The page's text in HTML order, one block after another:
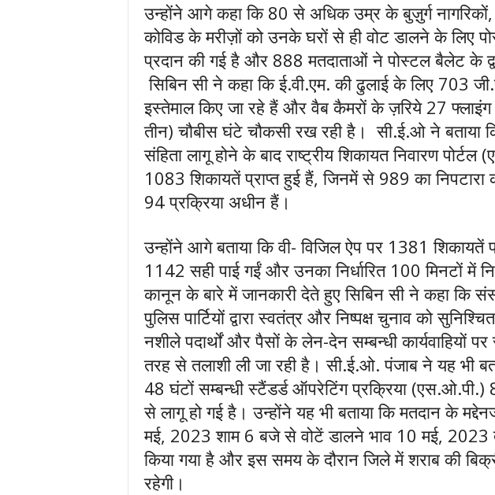
उन्होंने आगे कहा कि 80 से अधिक उम्र के बुज़ुर्ग नागरिकों,
कोविड के मरीज़ों को उनके घरों से ही वोट डालने के लिए
प्रदान की गई है और 888 मतदाताओं ने पोस्टल बैलेट के
सिबिन सी ने कहा कि ई.वी.एम. की ढुलाई के लिए 703
इस्तेमाल किए जा रहे हैं और वैब कैमरों के ज़रिये 27 फ्लाइंग
तीन) चौबीस घंटे चौकसी रख रही है। सी.ई.ओ ने बताया
संहिता लागू होने के बाद राष्ट्रीय शिकायत निवारण
1083 शिकायतें प्राप्त हुई हैं, जिनमें से 989 का निपटारा
94 प्रक्रिया अधीन हैं।
उन्होंने आगे बताया कि वी- विजिल ऐप पर 1381 शिकायतें
1142 सही पाई गईं और उनका निर्धारित 100 मिनटों में
कानून के बारे में जानकारी देते हुए सिबिन सी ने कहा कि
पुलिस पार्टियों द्वारा स्वतंत्र और निष्पक्ष चुनाव को
नशीले पदार्थों और पैसों के लेन-देन सम्बन्धी कार्यवाहियों
तरह से तलाशी ली जा रही है। सी.ई.ओ. पंजाब ने यह भी
48 घंटों सम्बन्धी स्टैंडर्ड ऑपरेटिंग प्रक्रिया
से लागू हो गई है। उन्होंने यह भी बताया कि मतदान के
मई, 2023 शाम 6 बजे से वोटें डालने भाव 10 मई, 2023
किया गया है और इस समय के दौरान जिले में शराब की
रहेगी।